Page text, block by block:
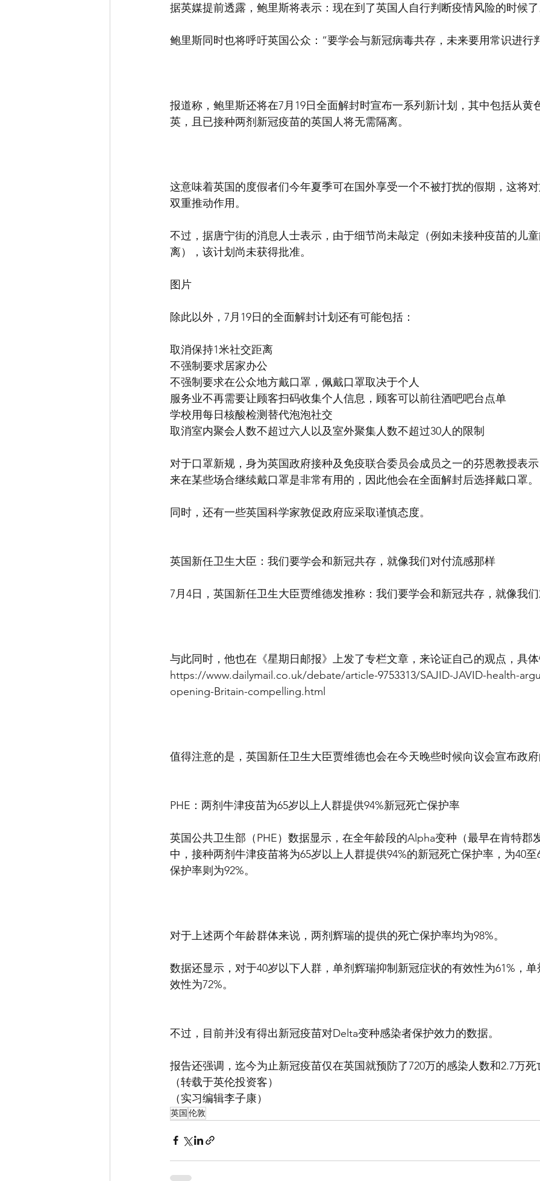
据英媒提前透露，鲍里斯将表示：现在到了英国人自行判断疫情风险的时候了
鲍里斯同时也将呼吁英国公众：“要学会与新冠病毒共存，未来要用常识进行
报道称，鲍里斯还将在7月19日全面解封时宣布一系列新计划，其中包括从黄
英，且已接种两剂新冠疫苗的英国人将无需隔离。
这意味着英国的度假者们今年夏季可在国外享受一个不被打扰的假期，这将
双重推动作用。
不过，据唐宁街的消息人士表示，由于细节尚未敲定（例如未接种疫苗的儿
离），该计划尚未获得批准。
图片
除此以外，7月19日的全面解封计划还有可能包括：
取消保持1米社交距离
不强制要求居家办公
不强制要求在公众地方戴口罩，佩戴口罩取决于个人
服务业不再需要让顾客扫码收集个人信息，顾客可以前往酒吧吧台点单
学校用每日核酸检测替代泡泡社交
取消室内聚会人数不超过六人以及室外聚集人数不超过30人的限制
对于口罩新规，身为英国政府接种及免疫联合委员会成员之一的芬恩教授表
来在某些场合继续戴口罩是非常有用的，因此他会在全面解封后选择戴口罩。
同时，还有一些英国科学家敦促政府应采取谨慎态度。
英国新任卫生大臣：我们要学会和新冠共存，就像我们对付流感那样
7月4日，英国新任卫生大臣贾维德发推称：我们要学会和新冠共存，就像我们
与此同时，他也在《星期日邮报》上发了专栏文章，来论证自己的观点，具体
https://www.dailymail.co.uk/debate/article-9753313/SAJID-JAVID-health-
opening-Britain-compelling.html
值得注意的是，英国新任卫生大臣贾维德也会在今天晚些时候向议会宣布政府
PHE：两剂牛津疫苗为65岁以上人群提供94%新冠死亡保护率
英国公共卫生部（PHE）数据显示，在全年龄段的Alpha变种（最早在肯特郡
中，接种两剂牛津疫苗将为65岁以上人群提供94%的新冠死亡保护率，为40
保护率则为92%。
对于上述两个年龄群体来说，两剂辉瑞的提供的死亡保护率均为98%。
数据还显示，对于40岁以下人群，单剂辉瑞抑制新冠症状的有效性为61%，
效性为72%。
不过，目前并没有得出新冠疫苗对Delta变种感染者保护效力的数据。
报告还强调，迄今为止新冠疫苗仅在英国就预防了720万的感染人数和2.7万死
（转载于英伦投资客）
（实习编辑李子康）
英国伦敦